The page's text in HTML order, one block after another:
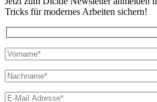
Tricks für modernes Arbeiten sichern!